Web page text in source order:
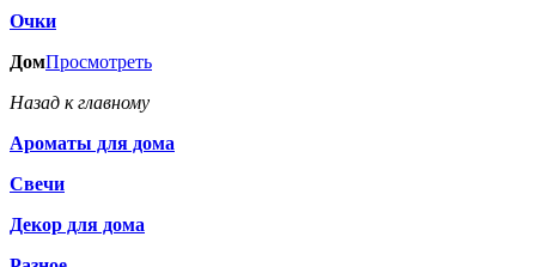
Очки
ДомПросмотреть
Назад к главному
Ароматы для дома
Свечи
Декор для дома